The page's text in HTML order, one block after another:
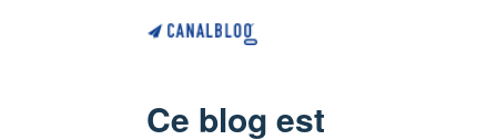
Ce blog est